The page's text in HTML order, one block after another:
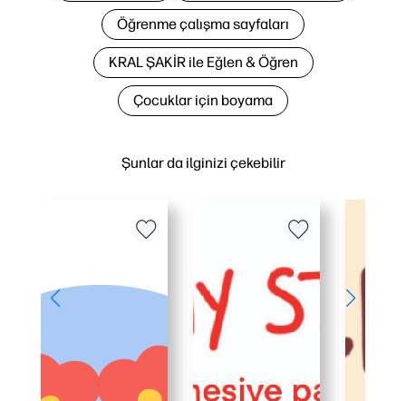
Şunlar da ilginizi çekebilir
Öğrenme çalışma sayfaları
KRAL ŞAKİR ile Eğlen & Öğren
Çocuklar için boyama